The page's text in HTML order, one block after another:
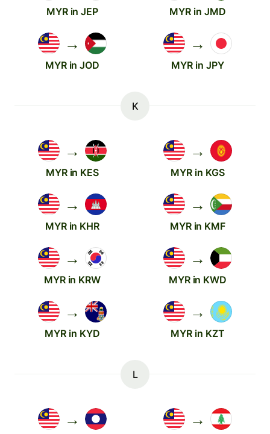
MYR in JEP MYR in JMD
→
MYR in JOD
→
MYR in JPY
K
→
MYR in KES
→
MYR in KGS
→
MYR in KHR
→
MYR in KMF
→
MYR in KRW
→
MYR in KWD
→
MYR in KYD
→
MYR in KZT
L
→ →